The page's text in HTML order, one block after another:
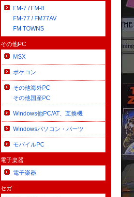
FM-7 / FM-8
FM-77 / FM77AV
FM TOWNS
その他PC
MSX
ポケコン
その他海外PC
その他国産PC
Windows他PC/AT、互換機
Windowsパソコン・パーツ
モバイルPC
電子楽器
電子楽器
セガ